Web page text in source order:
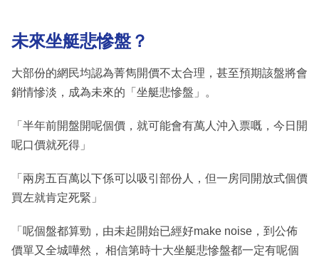
未來坐艇悲慘盤？
大部份的網民均認為菁雋開價不太合理，甚至預期該盤將會
銷情慘淡，成為未來的「坐艇悲慘盤」。
「半年前開盤開呢個價，就可能會有萬人沖入票嘅，今日開
呢口價就死得」
「兩房五百萬以下係可以吸引部份人，但一房同開放式個價
買左就肯定死緊」
「呢個盤都算勁，由未起開始已經好make noise，到公佈
價單又全城嘩然， 相信第時十大坐艇悲慘盤都一定有呢個